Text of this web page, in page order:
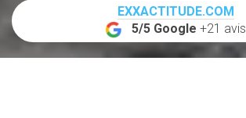
EXXACTITUDE.COM
5/5 Google +21 avis